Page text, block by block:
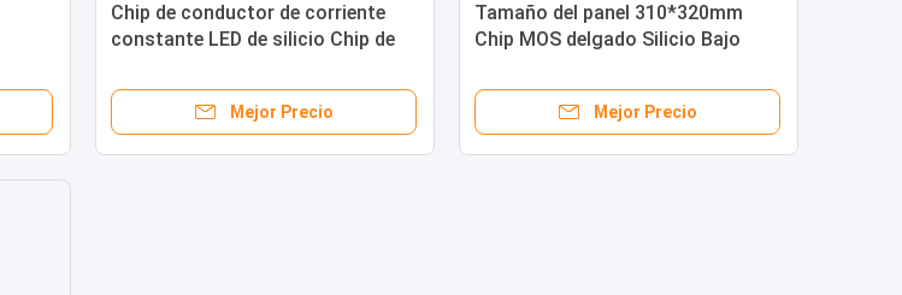
Chip de conductor de corriente
constante LED de silicio Chip de
LED 0,4 mm * 0,555 mm * 0,20 mm
Mejor Precio
Tamaño del panel 310*320mm
Chip MOS delgado Silicio Bajo
Mejor Precio